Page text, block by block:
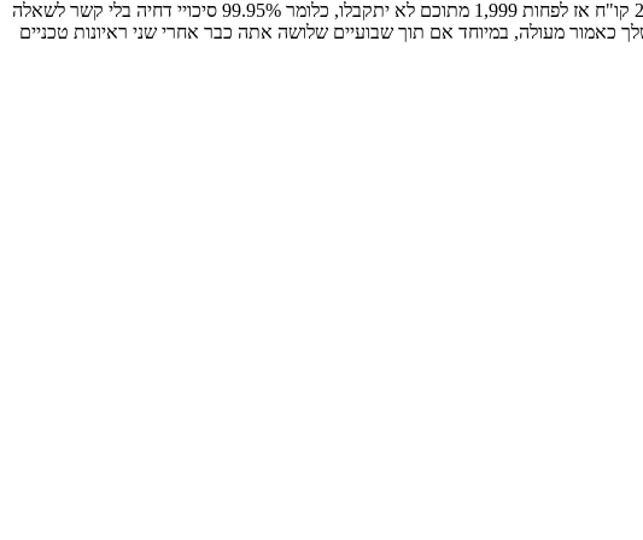
אם אתה מוזמן ל- 20% מההגשות אז מצבך מעולה. החיפוש הוא משחק של מספרים, אם חברה מאיישת משרה אחת ונשלחים אליה 2,000 קו"ח אז לפחות 1,999 מתוכם לא יתקבלו, כלומר 99.95% סיכויי דחיה בלי קשר לשאלה
מעולה, במיוחד אם תוך שבועיים שלושה אתה כבר אחרי שני ראיונות טכניים